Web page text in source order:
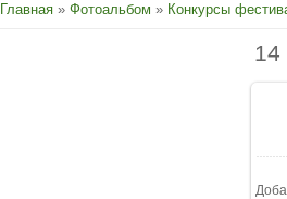
Главная » Фотоальбом » Конкурсы
14